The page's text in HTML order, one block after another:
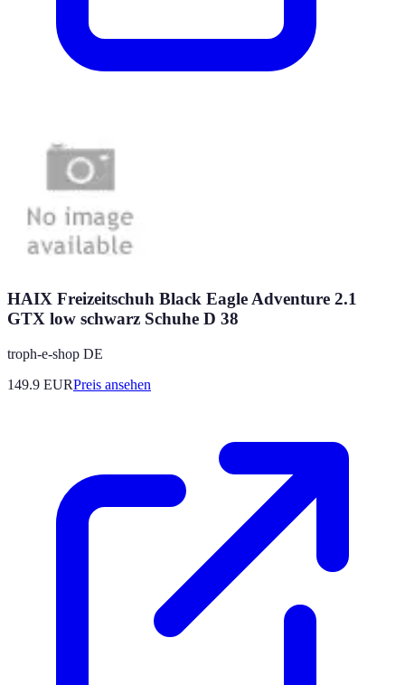
HAIX Freizeitschuh Black Eagle Adventure 2.1
GTX low schwarz Schuhe D 38
troph-e-shop DE
149.9 EURPreis ansehen